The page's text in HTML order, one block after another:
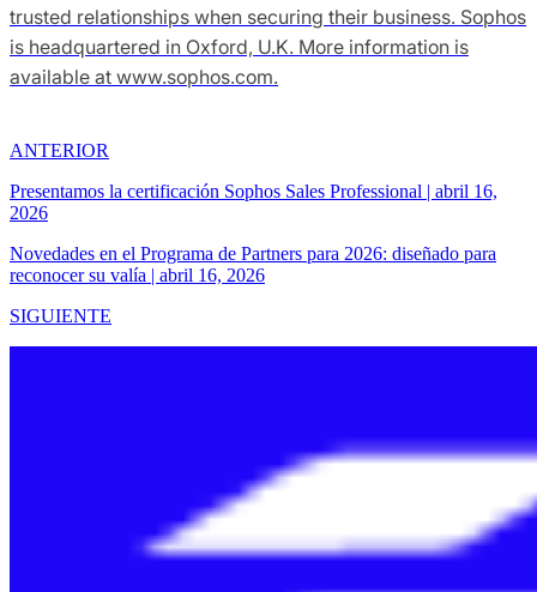
trusted relationships when securing their business. Sophos
is headquartered in Oxford, U.K. More information is
available at www.sophos.com.
ANTERIOR
Presentamos la certificación Sophos Sales Professional | abril 16,
2026
Novedades en el Programa de Partners para 2026: diseñado para
reconocer su valía | abril 16, 2026
SIGUIENTE